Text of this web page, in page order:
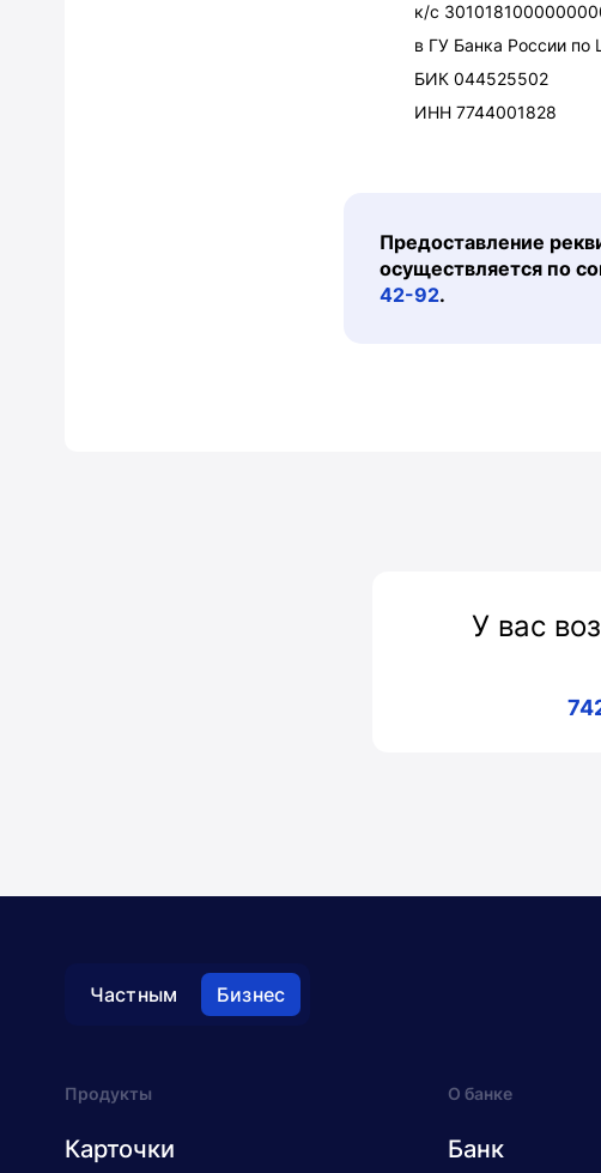
к/с
в ГУ Банка России
БИК 044525502
ИНН 7744001828
Предоставление
осуществляется по
42-92.
У вас
Частным Бизнес
Продукты
Карточки
О банке
Банк